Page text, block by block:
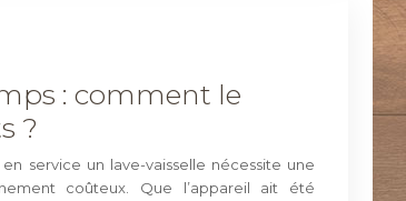
: comment le
?
service un lave-vaisselle nécessite une
coûteux. Que l’appareil ait été